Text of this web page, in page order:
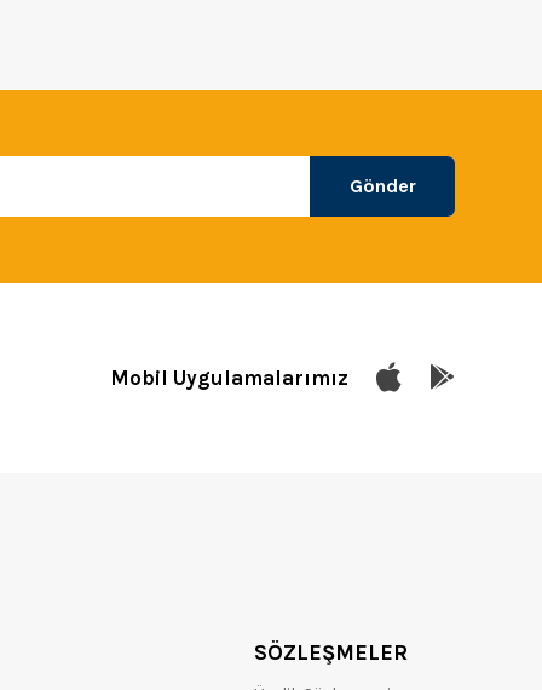
Gönder
Mobil Uygulamalarımız
SÖZLEŞMELER